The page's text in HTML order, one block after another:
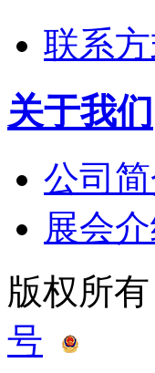
联系
关于我们
公司
展会
版权所
号